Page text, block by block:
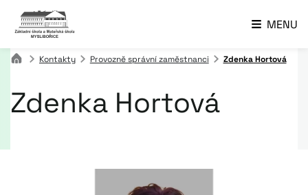
MENU
Kontakty Provozně správní zaměstnanci Zdenka Hortová
Zdenka Hortová